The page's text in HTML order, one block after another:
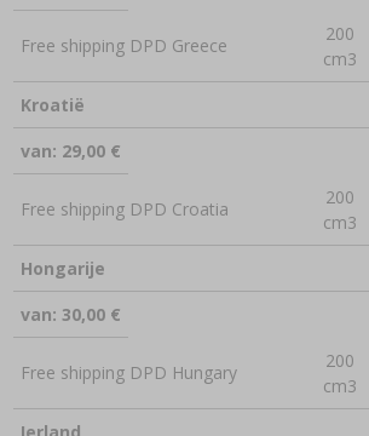
Free shipping DPD Greece
200
cm3
Kroatië
van: 29,00 €
Free shipping DPD Croatia
200
cm3
Hongarije
van: 30,00 €
Free shipping DPD Hungary
200
cm3
Ierland